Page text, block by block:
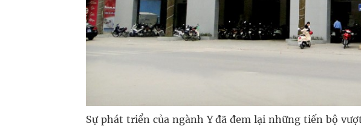
Sự phát triển của ngành Y đã đem lại những tiến bộ